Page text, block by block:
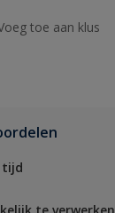
toe aan klus
tijd